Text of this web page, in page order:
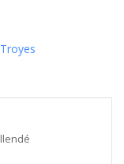
Troyes